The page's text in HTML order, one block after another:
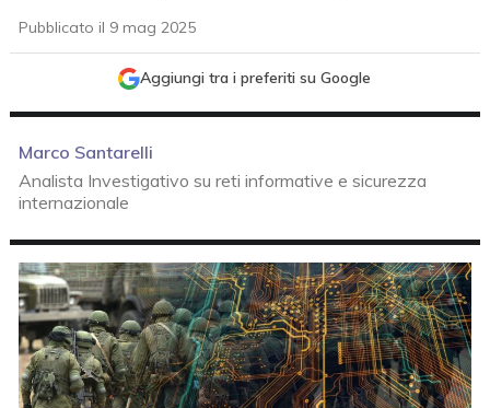
Pubblicato il 9 mag 2025
Aggiungi tra i preferiti su Google
Marco Santarelli
Analista Investigativo su reti informative e sicurezza
internazionale